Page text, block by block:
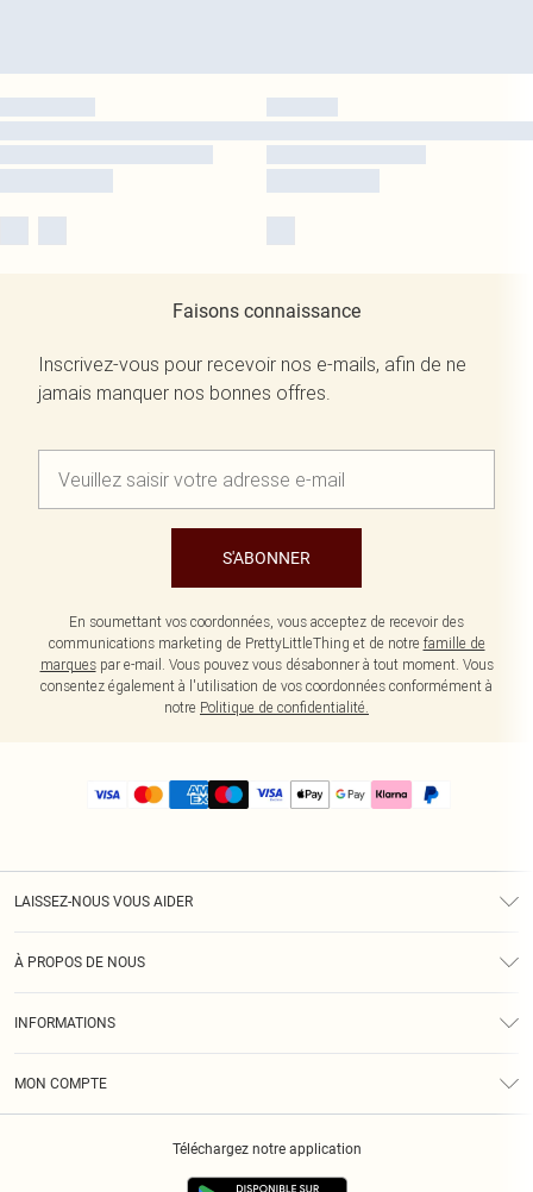
Faisons connaissance
Inscrivez-vous pour recevoir nos e-mails, afin de ne
jamais manquer nos bonnes offres.
S'ABONNER
En soumettant vos coordonnées, vous acceptez de recevoir des
communications marketing de PrettyLittleThing et de notre famille de
marquespar e-mail. Vous pouvez vous désabonner à tout moment. Vous
consentez également à l'utilisation de vos coordonnées conformément à
notre Politique de confidentialité.
LAISSEZ-NOUS VOUS AIDER
À PROPOS DE NOUS
INFORMATIONS
MON COMPTE
Téléchargez notre application